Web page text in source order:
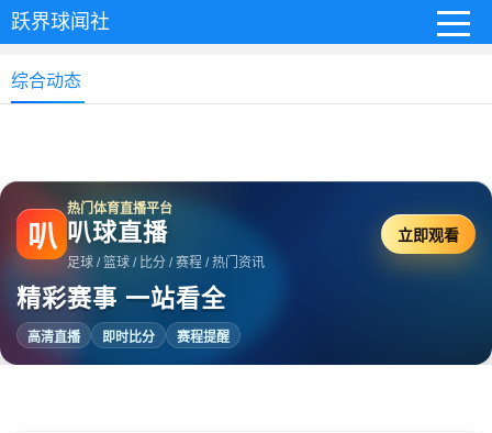
跃界球闻社
综合动态
叭
热门体育直播平台
叭球直播
足球 / 篮球 / 比分 / 赛程 / 热门资讯
精彩赛事 一站看全
高清直播 即时比分 赛程提醒
立即观看